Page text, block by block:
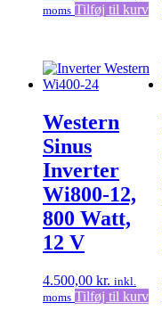
moms Tilføj til kurv
Western
Sinus
Inverter
Wi800-12,
800 Watt,
12 V
4.500,00 kr. inkl.
moms Tilføj til kurv